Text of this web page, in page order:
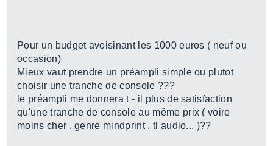
Pour un budget avoisinant les 1000 euros ( neuf ou
occasion)
Mieux vaut prendre un préampli simple ou plutot
choisir une tranche de console ???
le préampli me donnera t - il plus de satisfaction
qu'une tranche de console au même prix ( voire
moins cher , genre mindprint , tl audio... )??